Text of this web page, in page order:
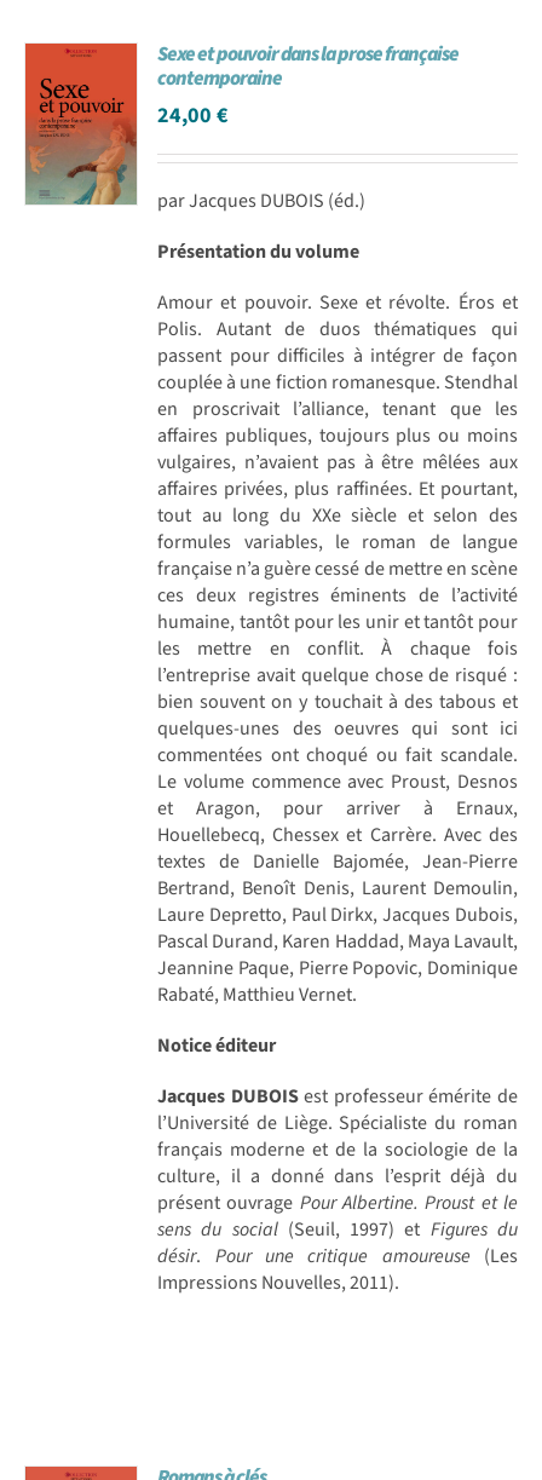
Sexe et pouvoir dans la prose française
contemporaine
24,00€
par Jacques DUBOIS (éd.)
Présentation du volume
Amour et pouvoir. Sexe et révolte. Éros et
Polis. Autant de duos thématiques qui
passent pour difficiles à intégrer de façon
couplée à une fiction romanesque. Stendhal
en proscrivait l’alliance, tenant que les
affaires publiques, toujours plus ou moins
vulgaires, n’avaient pas à être mêlées aux
affaires privées, plus raffinées. Et pourtant,
tout au long du XXe siècle et selon des
formules variables, le roman de langue
française n’a guère cessé de mettre en scène
ces deux registres éminents de l’activité
humaine, tantôt pour les unir et tantôt pour
les mettre en conflit. À chaque fois
l’entreprise avait quelque chose de risqué :
bien souvent on y touchait à des tabous et
quelques-unes des oeuvres qui sont ici
commentées ont choqué ou fait scandale.
Le volume commence avec Proust, Desnos
et Aragon, pour arriver à Ernaux,
Houellebecq, Chessex et Carrère. Avec des
textes de Danielle Bajomée, Jean-Pierre
Bertrand, Benoît Denis, Laurent Demoulin,
Laure Depretto, Paul Dirkx, Jacques Dubois,
Pascal Durand, Karen Haddad, Maya Lavault,
Jeannine Paque, Pierre Popovic, Dominique
Rabaté, Matthieu Vernet.
Notice éditeur
Jacques DUBOISest professeur émérite de
l’Université de Liège. Spécialiste du roman
français moderne et de la sociologie de la
culture, il a donné dans l’esprit déjà du
présent ouvrage Pour Albertine. Proust et le
sens du social(Seuil, 1997) et Figures du
désir. Pour une critique amoureuse (Les
Impressions Nouvelles, 2011).